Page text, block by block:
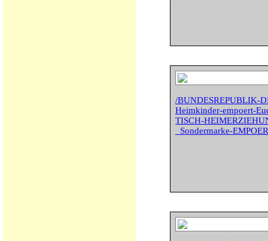
/BUNDESREPUBLIK-
Heimkinder-empoert-
TISCH-
_Sondermarke-